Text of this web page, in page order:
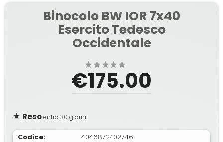
Binocolo BW IOR 7x40
Esercito Tedesco
Occidentale
€175.00
Resoentro 30 giorni
Codice:
4046872402746